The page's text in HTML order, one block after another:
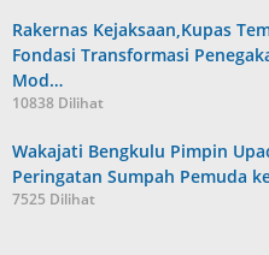
Rakernas Kejaksaan,Kupas
Fondasi Transformasi
Mod…
10838 Dilihat
Wakajati Bengkulu Pimpin
Peringatan Sumpah Pemuda
7525 Dilihat